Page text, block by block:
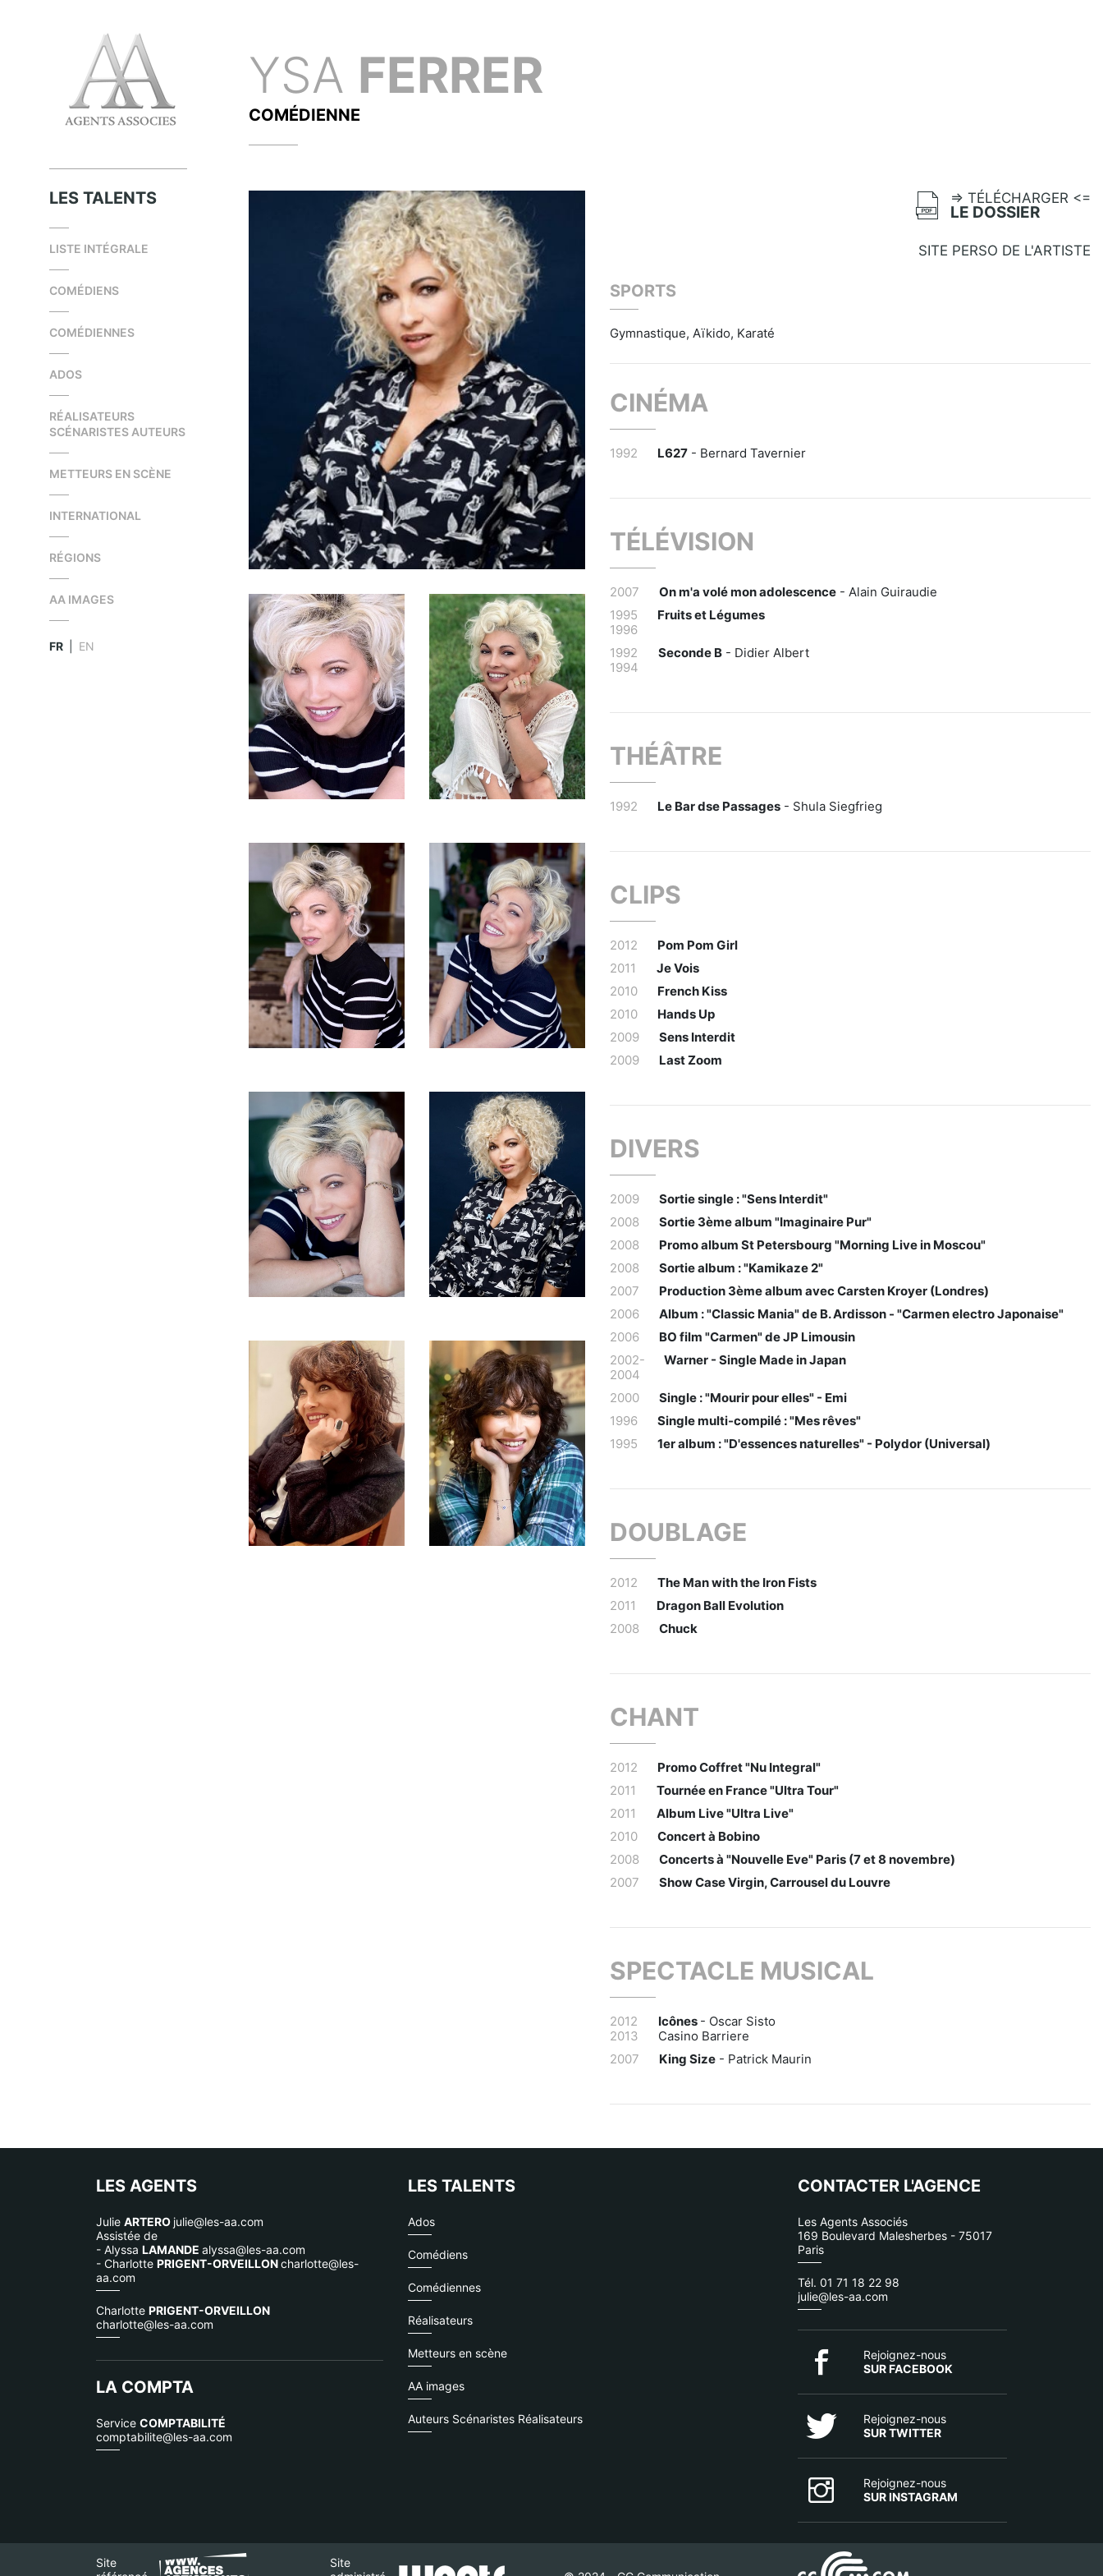
LES TALENTS
LISTE INTÉGRALE
COMÉDIENS
COMÉDIENNES
ADOS
RÉALISATEURS
SCÉNARISTES AUTEURS
METTEURS EN SCÈNE
INTERNATIONAL
RÉGIONS
AA IMAGES
FR EN
YSA FERRER
COMÉDIENNE
=> TÉLÉCHARGER <=
LE DOSSIER
SITE PERSO DE L'ARTISTE
SPORTS
Gymnastique, Aïkido, Karaté
CINÉMA
1992 L627 - Bernard Tavernier
TÉLÉVISION
2007 On m'a volé mon adolescence - Alain Guiraudie
1995
1996
Fruits et Légumes
1992
1994
Seconde B - Didier Albert
THÉÂTRE
1992 Le Bar dse Passages - Shula Siegfrieg
CLIPS
2012
Pom Pom Girl
2011
Je Vois
2010
French Kiss
2010
Hands Up
2009
Sens Interdit
2009
Last Zoom
DIVERS
2009
Sortie single : "Sens Interdit"
2008
Sortie 3ème album "Imaginaire Pur"
2008
Promo album St Petersbourg "Morning Live in Moscou"
2008
Sortie album : "Kamikaze 2"
2007
Production 3ème album avec Carsten Kroyer (Londres)
2006
Album : "Classic Mania" de B. Ardisson - "Carmen electro Japonaise"
2006
BO film "Carmen" de JP Limousin
2002-
2004
Warner - Single Made in Japan
2000
Single : "Mourir pour elles" - Emi
1996
Single multi-compilé : "Mes rêves"
1995
1er album : "D'essences naturelles" - Polydor (Universal)
DOUBLAGE
2012
The Man with the Iron Fists
2011
Dragon Ball Evolution
2008
Chuck
CHANT
2012
Promo Coffret "Nu Integral"
2011
Tournée en France "Ultra Tour"
2011
Album Live "Ultra Live"
2010
Concert à Bobino
2008
Concerts à "Nouvelle Eve" Paris (7 et 8 novembre)
2007
Show Case Virgin, Carrousel du Louvre
SPECTACLE MUSICAL
2012
2013
Icônes - Oscar Sisto
Casino Barriere
2007
King Size - Patrick Maurin
LES AGENTS
Julie ARTERO julie@les-aa.com
Assistée de
- Alyssa LAMANDE alyssa@les-aa.com
- Charlotte PRIGENT-ORVEILLONcharlotte@les-
aa.com
Charlotte PRIGENT-ORVEILLON
charlotte@les-aa.com
LA COMPTA
Service COMPTABILITÉ
comptabilite@les-aa.com
LES TALENTS
Ados
Comédiens
Comédiennes
Réalisateurs
Metteurs en scène
AA images
Auteurs Scénaristes Réalisateurs
CONTACTER L'AGENCE
Les Agents Associés
169 Boulevard Malesherbes - 75017
Paris
Tél. 01 71 18 22 98
julie@les-aa.com
Rejoignez-nous
SUR FACEBOOK
Rejoignez-nous
SUR TWITTER
Rejoignez-nous
SUR INSTAGRAM
Site
Site